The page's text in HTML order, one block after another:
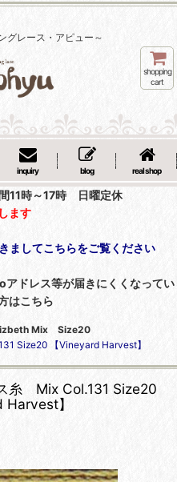
グレース・アピュー～
shopping
cart
inquiry blog real shop
11時～17時 日曜定休
ます
ましてこちらをご覧ください
レス等が届きにくくなってい
はこちら
Mix Size20
Size20 【Vineyard Harvest】
糸 Mix Col.131 Size20
Harvest】